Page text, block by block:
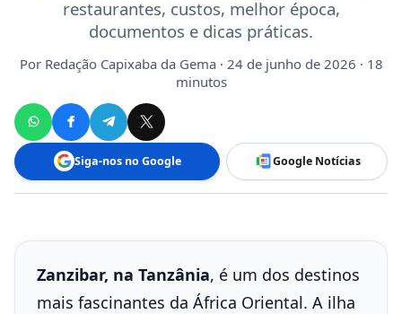
restaurantes, custos, melhor época,
documentos e dicas práticas.
Por Redação Capixaba da Gema· 24 de junho de 2026 · 18
minutos
Siga-nos no Google Google Notícias
Zanzibar, na Tanzânia, é um dos destinos
mais fascinantes da África Oriental. A ilha